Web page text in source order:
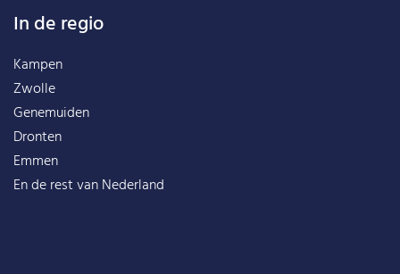
In de regio
Kampen
Zwolle
Genemuiden
Dronten
Emmen
En de rest vanNederland